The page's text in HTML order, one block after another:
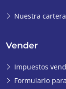
Nuestra
Vender
Impuestos
Formulario